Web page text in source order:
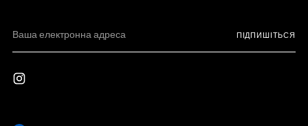
електронна
адреса
ПІДПИШІТЬСЯ